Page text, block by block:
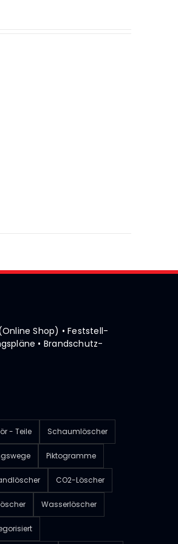
Shop) • Feststell-
• Brandschutz-
- Teile Schaumlöscher
Piktogramme
CO2-Löscher
Wasserlöscher